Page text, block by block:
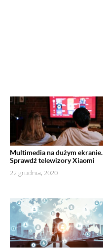
Multimedia na dużym ekranie.
Sprawdź telewizory Xiaomi
22 grudnia, 2020